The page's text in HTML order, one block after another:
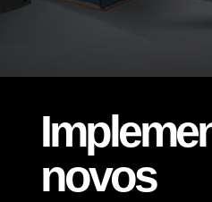
Silo
novos